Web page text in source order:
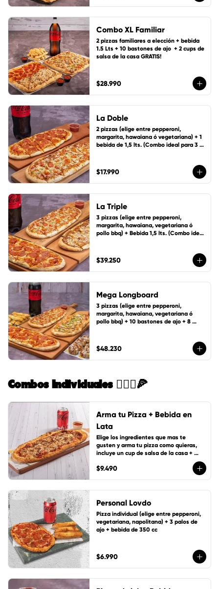
Combo XL Familiar
2 pizzas familiares a elección + bebida
1.5 Lts + 10 bastones de ajo  + 2 cups de
salsa de la casa GRATIS!
$28.990
La Doble
2 pizzas (elige entre pepperoni,
margarita, hawaiana ó vegetariana) + 1
bebida de 1,5 lts. (Combo ideal para 3
$17.990
La Triple
3 pizzas (elige entre pepperoni,
margarita, hawaiana, vegetariana ó
pollo bbq) + Bebida 1,5 lts. (Combo ideal
$39.250
Mega Longboard
3 pizzas (elige entre pepperoni,
margarita, hawaiana, vegetariana ó
pollo bbq) + 10 bastones de ajo + 8
$48.230
Combos Individuales 🙋🏻‍♀️🍕
Arma tu Pizza + Bebida en
Lata
Elige los ingredientes que mas te
gusten y arma tu pizza como quieras,
incluye un cup de salsa de la casa +
$9.490
Personal Lovdo
Pizza individual (elige entre pepperoni,
vegetariana, napolitana) + 3 palos de
ajo + bebida de 350 cc
$6.990